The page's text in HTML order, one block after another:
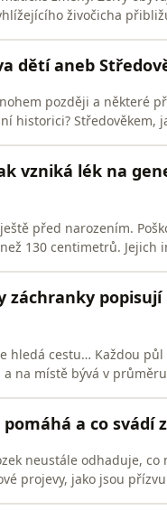
živočicha
a kde se na
dětí aneb
později a některé
historici? Středověkem,
ústavu AV ČR. Dozvíte se
vzniká lék na
před narozením.
130 centimetrů. Jejich
záchranky
hledá cestu… Každou
na místě bývá v
a co svádí
neustále odhaduje, co
projevy, jako jsou